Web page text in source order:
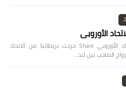
الأوروبي
بريطانيا خارج الاتحاد الأوروبي Share خرجت بريطانيا من الاتحاد